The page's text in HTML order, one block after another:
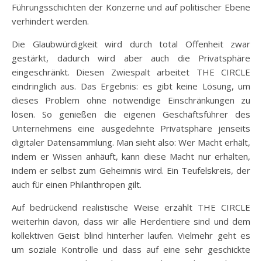
Führungsschichten der Konzerne und auf politischer Ebene
verhindert werden.
Die Glaubwürdigkeit wird durch total Offenheit zwar
gestärkt, dadurch wird aber auch die Privatsphäre
eingeschränkt. Diesen Zwiespalt arbeitet THE CIRCLE
eindringlich aus. Das Ergebnis: es gibt keine Lösung, um
dieses Problem ohne notwendige Einschränkungen zu
lösen. So genießen die eigenen Geschäftsführer des
Unternehmens eine ausgedehnte Privatsphäre jenseits
digitaler Datensammlung. Man sieht also: Wer Macht erhält,
indem er Wissen anhäuft, kann diese Macht nur erhalten,
indem er selbst zum Geheimnis wird. Ein Teufelskreis, der
auch für einen Philanthropen gilt.
Auf bedrückend realistische Weise erzählt THE CIRCLE
weiterhin davon, dass wir alle Herdentiere sind und dem
kollektiven Geist blind hinterher laufen. Vielmehr geht es
um soziale Kontrolle und dass auf eine sehr geschickte